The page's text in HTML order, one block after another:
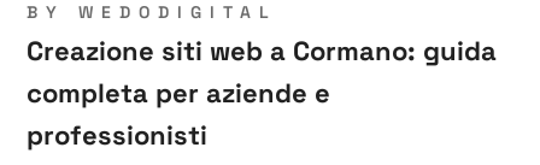
BYWEDODIGITAL
Creazione siti web a Cormano: guida
completa per aziende e
professionisti